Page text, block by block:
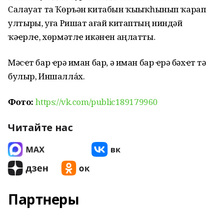
Салауат та Ҡөръән китабын ҡыҙыҡһынып ҡарап
ултырҙы, уға Ришат ағай китаптың ниндәй
ҡәҙҽрлҽ, хөрмәтлҽ икәнҽн аңлатты.
Мәсҽт бар ҽрҙә иман бар, ә иман бар ҽрҙә бәхҽт тә
булыр, Иншалла́х.
Фото: https://vk.com/public189179960
Читайте нас
Партнеры